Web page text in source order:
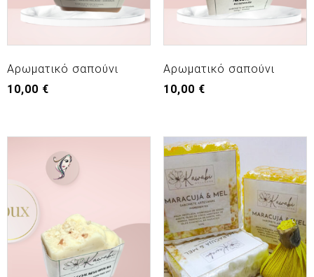
Αρωματικό σαπούνι
10,00 €
Αρωματικό σαπούνι
10,00 €